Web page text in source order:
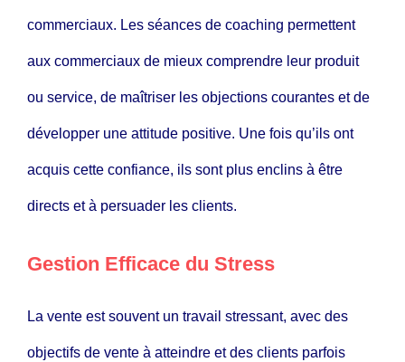
commerciaux. Les séances de coaching permettent
aux commerciaux de mieux comprendre leur produit
ou service, de maîtriser les objections courantes et de
développer une attitude positive. Une fois qu’ils ont
acquis cette confiance, ils sont plus enclins à être
directs et à persuader les clients.
Gestion Efficace du Stress
La vente est souvent un travail stressant, avec des
objectifs de vente à atteindre et des clients parfois